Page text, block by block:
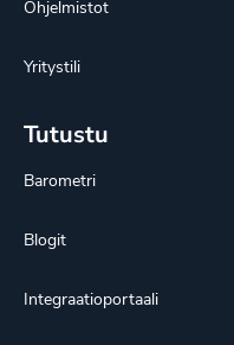
Ohjelmistot
Yritystili
Tutustu
Barometri
Blogit
Integraatioportaali